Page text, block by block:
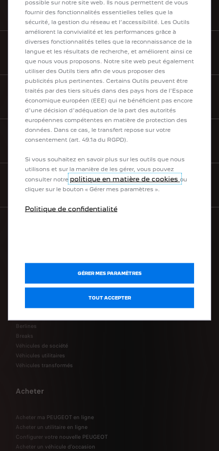
TROUVEZ UN POINT DE VENTE
BOUTIQUE LIFESTYLE
TÉLÉCHARGEZ UNE BROCHURE
BESOIN D’AIDE
NEWSLETTER
Véhicules utilitaires 100 % électriques
Véhicules hybrides rechargeables
Citadines
Berlines
Breaks
Véhicules de société
Véhicules utilitaires
Véhicules transformés
Acheter
Acheter ma PEUGEOT en ligne
Acheter un utilitaire en ligne
Configurer votre nouvelle PEUGEOT
Acheter un véhicule d'occasion
possible sur notre site web. Ils nous permettent de vous
fournir des fonctionnalités essentielles telles que la
sécurité, la gestion du réseau et l’accessibilité. Les Outils
améliorent la convivialité et les performances grâce à
diverses fonctionnalités telles que la reconnaissance de la
langue et les résultats de recherche, et améliorent ainsi ce
que nous vous proposons. Notre site web peut également
utiliser des Outils tiers afin de vous proposer des
publicités plus pertinentes. Certains Outils peuvent être
traités par des tiers situés dans des pays hors de l'Espace
économique européen (EEE) qui ne bénéficient pas encore
d'une décision d'adéquation de la part des autorités
européennes compétentes en matière de protection des
données. Dans ce cas, le transfert repose sur votre
consentement (art. 49.1a du RGPD).
Si vous souhaitez en savoir plus sur les outils que nous
utilisons et sur la manière de les gérer, vous pouvez
consulter notre politique en matière de cookies ou
cliquer sur le bouton « Gérer mes paramètres ».
Politique de confidentialité
GÉRER MES PARAMÈTRES
TOUT ACCEPTER